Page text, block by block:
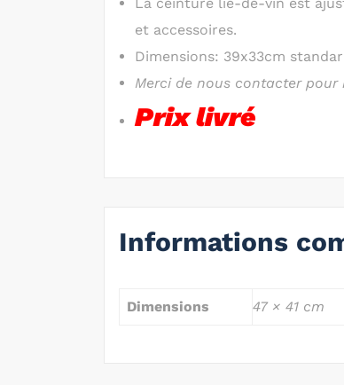
et accessoires.
Dimensions: 39x33cm
Merci de nous contacter pour
Prix livré
Informations
Dimensions 47 × 41 cm